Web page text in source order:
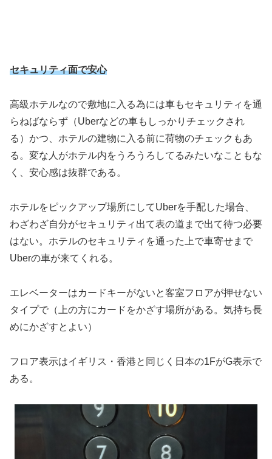
セキュリティ面で安心
高級ホテルなので敷地に入る為には車もセキュリティを通
らねばならず（Uberなどの車もしっかりチェックされ
る）かつ、ホテルの建物に入る前に荷物のチェックもあ
る。変な人がホテル内をうろうろしてるみたいなこともな
く、安心感は抜群である。
ホテルをピックアップ場所にしてUberを手配した場合、
わざわざ自分がセキュリティ出て表の道まで出て待つ必要
はない。ホテルのセキュリティを通った上で車寄せまで
Uberの車が来てくれる。
エレベーターはカードキーがないと客室フロアが押せない
タイプで（上の方にカードをかざす場所がある。気持ち長
めにかざすとよい）
フロア表示はイギリス・香港と同じく日本の1FがG表示で
ある。